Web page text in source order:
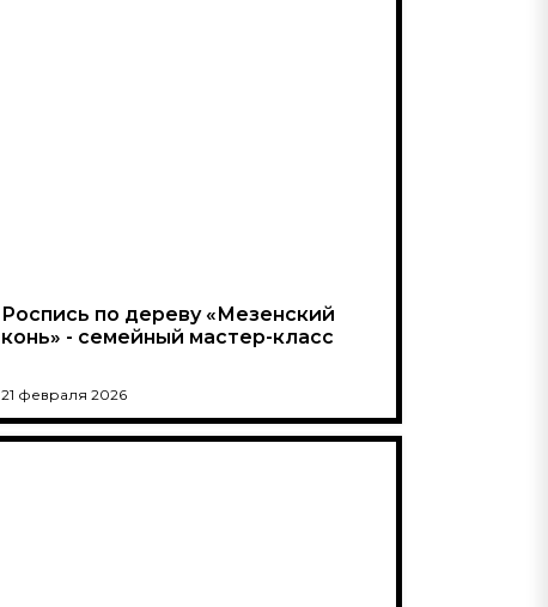
Роспись по дереву «Мезенский
конь» - семейный мастер-класс
21 февраля 2026